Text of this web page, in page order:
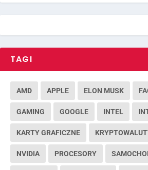
TAGI
AMD APPLE ELON MUSK
GAMING GOOGLE INTEL
KARTY GRAFICZNE
NVIDIA PROCESORY